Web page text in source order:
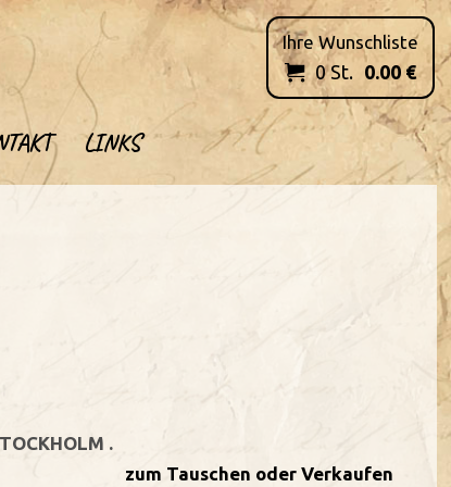
LINKS
Ihre Wunschliste
 0St. 0.00 €
.
zum Tauschen oder Verkaufen